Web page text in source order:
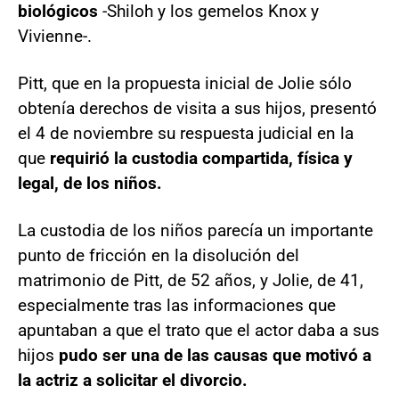
biológicos -Shiloh y los gemelos Knox y
Vivienne-.
Pitt, que en la propuesta inicial de Jolie sólo
obtenía derechos de visita a sus hijos, presentó
el 4 de noviembre su respuesta judicial en la
que requirió la custodia compartida, física y
legal, de los niños.
La custodia de los niños parecía un importante
punto de fricción en la disolución del
matrimonio de Pitt, de 52 años, y Jolie, de 41,
especialmente tras las informaciones que
apuntaban a que el trato que el actor daba a sus
hijos pudo ser una de las causas que motivó a
la actriz a solicitar el divorcio.